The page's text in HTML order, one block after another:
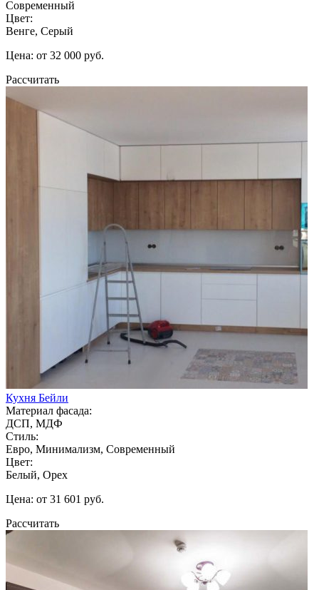
Современный
Цвет:
Венге, Серый
Цена: от 32 000 руб.
Рассчитать
Кухня Бейли
Материал фасада:
ДСП, МДФ
Стиль:
Евро, Минимализм, Современный
Цвет:
Белый, Орех
Цена: от 31 601 руб.
Рассчитать